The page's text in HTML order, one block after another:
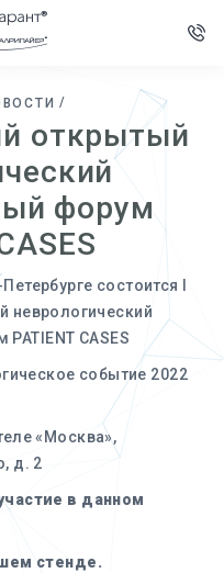
открытый
форум
состоится I
неврологический
CASES
событие 2022
«Москва»,
д. 2
в данном
стенде.